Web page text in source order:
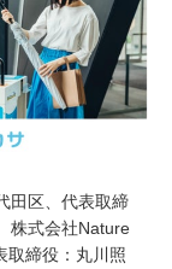
田区、代表取締
株式会社Nature
取締役：丸川照